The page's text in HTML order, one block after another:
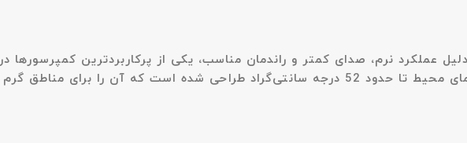
عملکرد نرم، صدای کمتر و راندمان مناسب، یکی از پرکاربردترین کمپرسورها
محیط تا حدود 52 درجه سانتی‌گراد طراحی شده است که آن را برای مناطق